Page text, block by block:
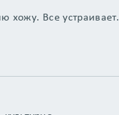
хожу. Все устраивает.